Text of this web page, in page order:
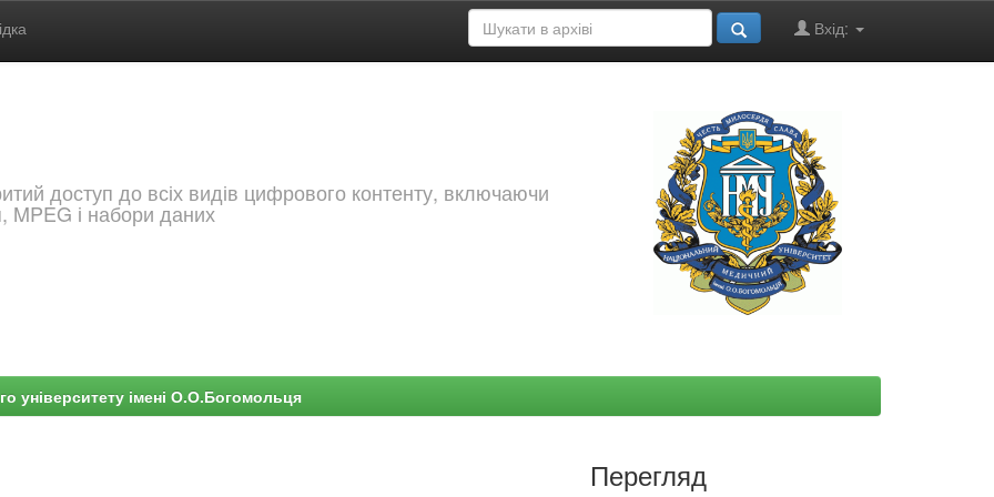
Вхід:
доступ до всіх видів цифрового контенту, включаючи
MPEG і набори даних
університету імені О.О.Богомольця
Перегляд